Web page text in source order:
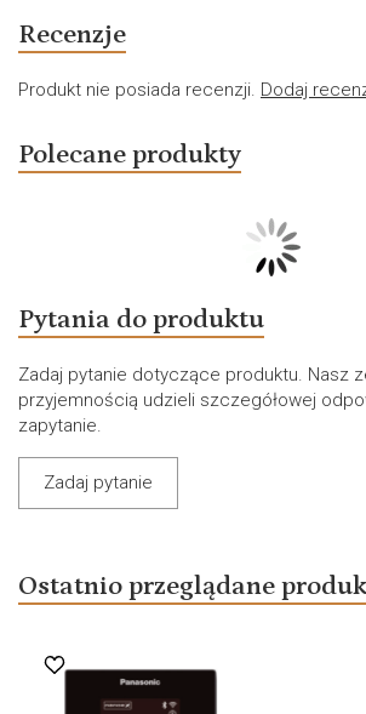
Recenzje
Produkt nie posiada recenzji. Dodaj
Polecane produkty
Pytania do produktu
Zadaj pytanie dotyczące produktu. Nasz
przyjemnością udzieli szczegółowej
zapytanie.
Zadaj pytanie
Ostatnio przeglądane